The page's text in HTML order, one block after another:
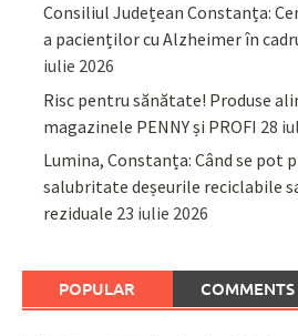
Consiliul Județean Constanța:
a pacienților cu Alzheimer în
iulie 2026
Risc pentru sănătate! Produse
magazinele PENNY și PROFI 28
Lumina, Constanța: Când se pot
salubritate deșeurile reciclabile
reziduale 23 iulie 2026
POPULAR COMMENTS